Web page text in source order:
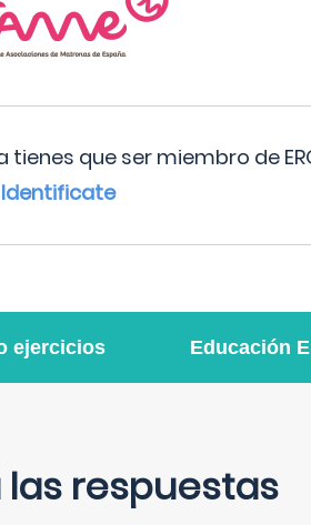
que ser miembro de
Identificate
ejercicios Educación
respuestas